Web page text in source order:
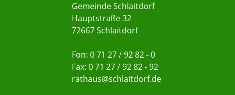
Gemeinde Schlaitdorf
Hauptstraße 32
72667 Schlaitdorf
Fon: 0 71 27 / 92 82 - 0
Fax: 0 71 27 / 92 82 - 92
rathaus@schlaitdorf.de